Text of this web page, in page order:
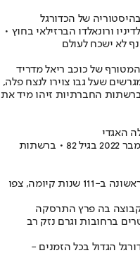
של הכדורגל
ורונאלדו הברזילאי בחוץ •
של כוכב ריאל מדריד
שעל גבו צוירו לנצח פלה,
ברשתות החברתיות זיהו מיד את
האגדי
הכדורגלן הברזילאי הלך לעולמו ב-29 בדצמבר 2022 בגיל 82 • ברשתות
הצתות ואבנים שיודו: סנטוס ירדה ליגה לראשונה ב-111 שנות קיומה, צפו
בה פרץ התרסקה
ברחובות וגרם נזק רב
הגדול בכל הזמנים -